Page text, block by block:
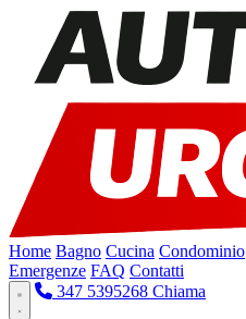
Home Bagno Cucina Condominio
Emergenze FAQ Contatti
347 5395268 Chiama